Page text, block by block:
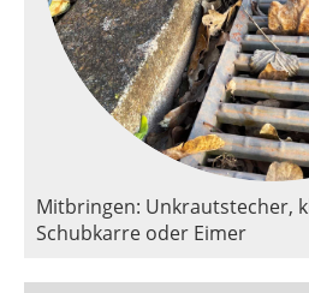
Mitbringen: Unkrautstecher,
Schubkarre oder Eimer